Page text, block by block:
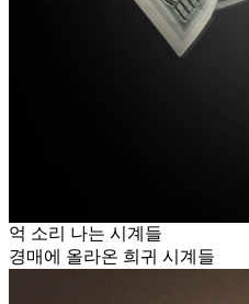
억 소리 나는 시계들
경매에 올라온 희귀 시계들